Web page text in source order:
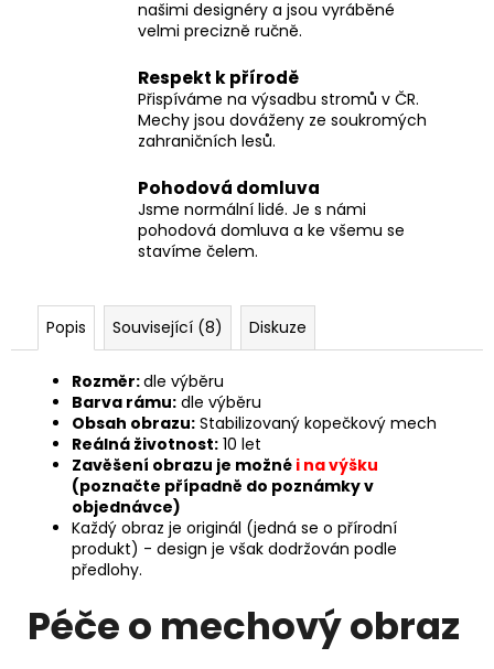
našimi designéry a jsou vyráběné
velmi precizně ručně.
Respekt k přírodě
Přispíváme na výsadbu stromů v ČR.
Mechy jsou dováženy ze soukromých
zahraničních lesů.
Pohodová domluva
Jsme normální lidé. Je s námi
pohodová domluva a ke všemu se
stavíme čelem.
Popis Související (8) Diskuze
Rozměr:dle výběru
Barva rámu: dle výběru
Obsah obrazu: Stabilizovaný kopečkový mech
Reálná životnost: 10 let
Zavěšení obrazu je možné i na výšku
(poznačte případně do poznámky v
objednávce)
Každý obraz je originál (jedná se o přírodní
produkt) - design je však dodržován podle
předlohy.
Péče o mechový obraz